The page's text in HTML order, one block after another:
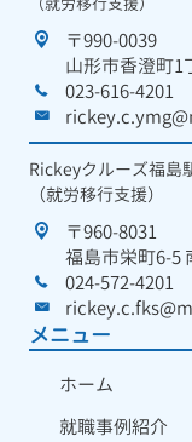
〒990-0039
山形市香澄町1
023-616-4201
Rickeyクルーズ福島
（就労移行支援）
〒960-8031
福島市栄町6-5
024-572-4201
メニュー
ホーム
就職事例紹介